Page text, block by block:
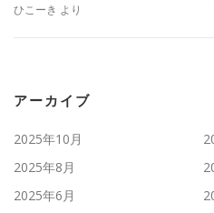
ひこーき より
アーカイブ
2025年10月
2025年8月
2025年6月